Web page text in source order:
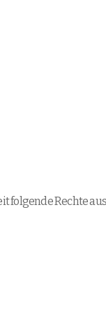
folgende Rechte